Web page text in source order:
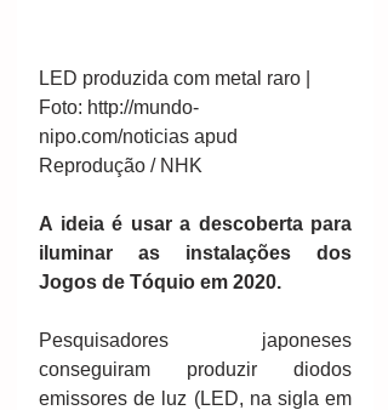
LED produzida com metal raro |
Foto: http://mundo-
nipo.com/noticias apud
Reprodução / NHK
A ideia é usar a descoberta para
iluminar as instalações dos
Jogos de Tóquio em 2020.
Pesquisadores japoneses
conseguiram produzir diodos
emissores de luz (LED, na sigla em